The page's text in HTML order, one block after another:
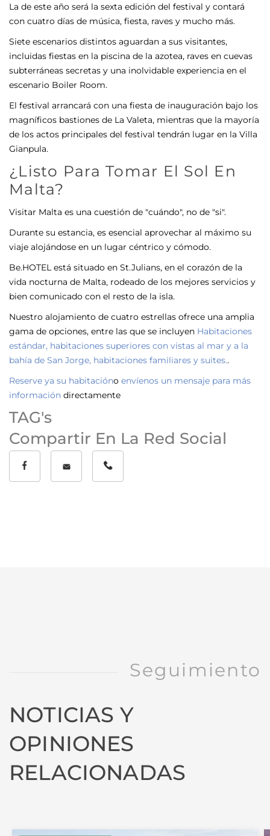
La de este año será la sexta edición del festival y contará
con cuatro días de música, fiesta, raves y mucho más.
Siete escenarios distintos aguardan a sus visitantes,
incluidas fiestas en la piscina de la azotea, raves en cuevas
subterráneas secretas y una inolvidable experiencia en el
escenario Boiler Room.
El festival arrancará con una fiesta de inauguración bajo los
magníficos bastiones de La Valeta, mientras que la mayoría
de los actos principales del festival tendrán lugar en la Villa
Gianpula.
¿Listo Para Tomar El Sol En
Malta?
Visitar Malta es una cuestión de "cuándo", no de "si".
Durante su estancia, es esencial aprovechar al máximo su
viaje alojándose en un lugar céntrico y cómodo.
Be.HOTEL está situado en St.Julians, en el corazón de la
vida nocturna de Malta, rodeado de los mejores servicios y
bien comunicado con el resto de la isla.
Nuestro alojamiento de cuatro estrellas ofrece una amplia
gama de opciones, entre las que se incluyen Habitaciones
estándar, habitaciones superiores con vistas al mar y a la
bahía de San Jorge, habitaciones familiares y suites..
Reserve ya su habitacióno envíenos un mensaje para más
información directamente
TAG's
Compartir En La Red Social
Seguimiento
NOTICIAS Y
OPINIONES
RELACIONADAS